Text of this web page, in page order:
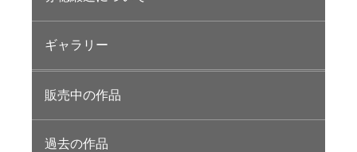
ギャラリー
販売中の作品
過去の作品